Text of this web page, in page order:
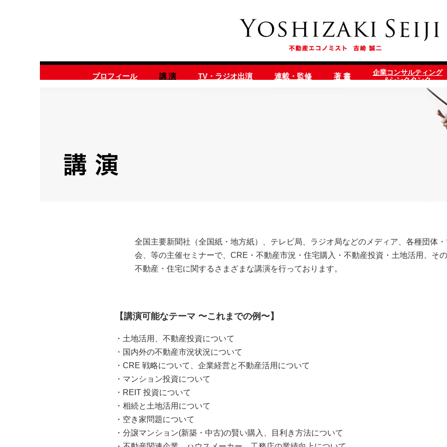
プロフィール 講 演 TV・ラジオ出演 連載・監修 著 書
企業コンサルティング
&シンクタンク
全国主要新聞社（全国紙・地方紙）、テレビ局、ラジオ局などのメディア、各種団体
会、等の主催セミナーで、CRE・不動産市況・住宅購入・不動産投資・土地活用、そ
不動産・住宅に関するさまざまな講演を行っております。
【講演可能なテーマ 〜これまでの例〜】
・土地活用、不動産投資について
・国内外の不動産市況状況について
・CRE 戦略について、企業経営と不動産活用について
・マンション投資について
・REIT 投資について
・相続と土地活用について
・空き家問題について
・分譲マンション(新築・中古)の賢い購入、目利き方法について